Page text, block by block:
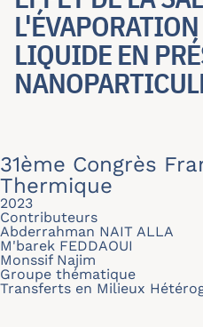
LIQUIDE EN
31ème Congrès
Thermique
2023
Contributeurs
Abderrahman NAIT ALLA
M'barek FEDDAOUI
Monssif Najim
Groupe thématique
Transferts en Milieux